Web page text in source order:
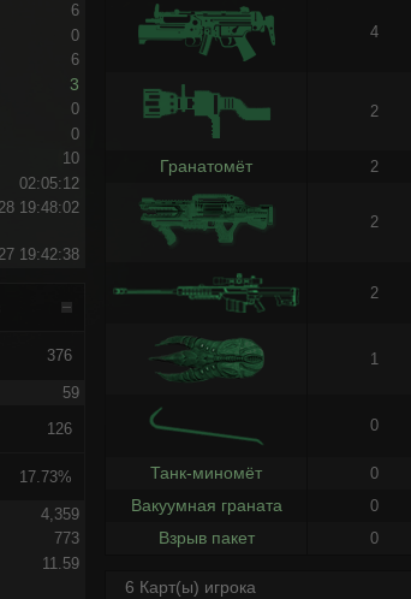
6
0
6
3
0
0
10
02:05:12
19:48:02
19:42:38
376
59
126
17.73%
4,359
773
11.59
4
2
Гранатомёт 2
2
2
1
0
Танк-миномёт 0
Вакуумная граната 0
Взрыв пакет 0
6 Карт(ы) игрока